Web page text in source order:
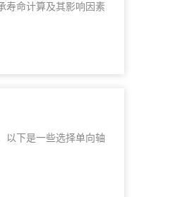
寿命计算及其影响因素
以下是一些选择单向轴